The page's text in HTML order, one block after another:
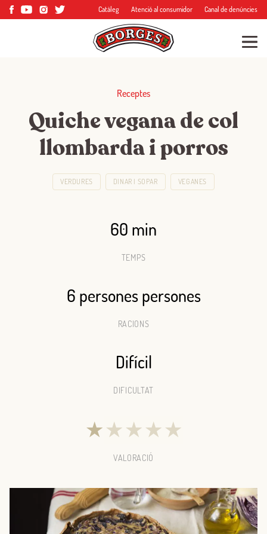
Catàleg Atenció al consumidor Canal de denúncies
Receptes
Quiche vegana de col
llombarda i porros
VERDURES DINAR I SOPAR VEGANES
60 min
TEMPS
6 persones persones
RACIONS
Difícil
DIFICULTAT
★★★★★
VALORACIÓ